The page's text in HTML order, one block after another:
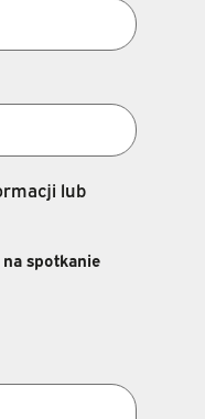
lub
spotkanie